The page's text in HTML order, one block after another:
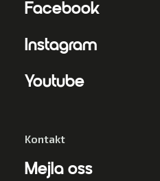
Facebook
Instagram
Youtube
Kontakt
Mejla oss